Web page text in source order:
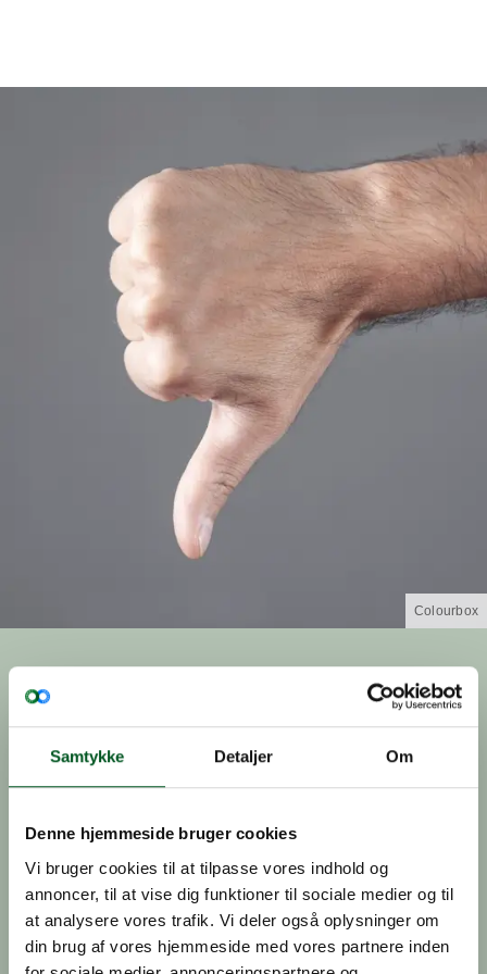
Samtykke Detaljer Om
Denne hjemmeside bruger cookies
Vi bruger cookies til at tilpasse vores indhold og
annoncer, til at vise dig funktioner til sociale medier og til
at analysere vores trafik. Vi deler også oplysninger om
din brug af vores hjemmeside med vores partnere inden
Colourbox
Dansk Gartneri i Fyens
Stiftstidende
For at dementere de misvisende udtalelser fra
Radikale Venstres spidskandidat i Odense
indrykkede Dansk Gartneri i dag den 14.
november 2025 en annonce.
Miljø Pesticider